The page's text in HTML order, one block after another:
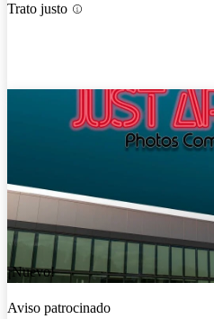
Trato justo
¡Nuevo!
Aviso patrocinado